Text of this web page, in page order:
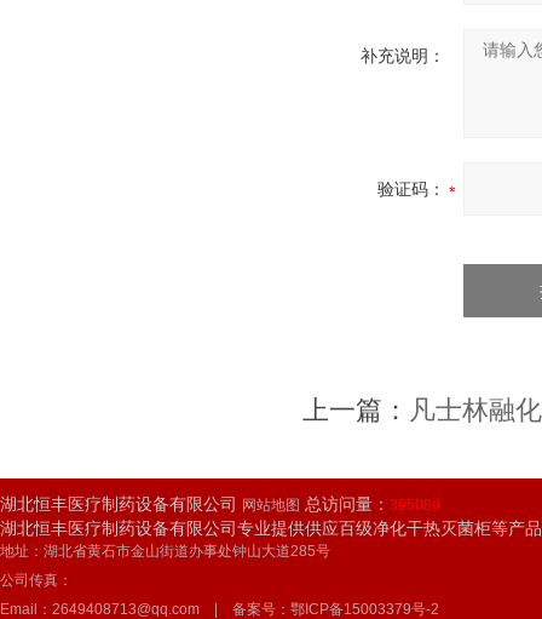
补充说明：
验证码：
上一篇： 凡士林融
湖北恒丰医疗制药设备有限公司 网站地图 总访问量： 395080
湖北恒丰医疗制药设备有限公司专业提供供应百级净化干热灭菌柜等产
地址：湖北省黄石市金山街道办事处钟山大道285号
公司传真：
Email：2649408713@qq.com | 备案号： 鄂ICP备15003379号-2